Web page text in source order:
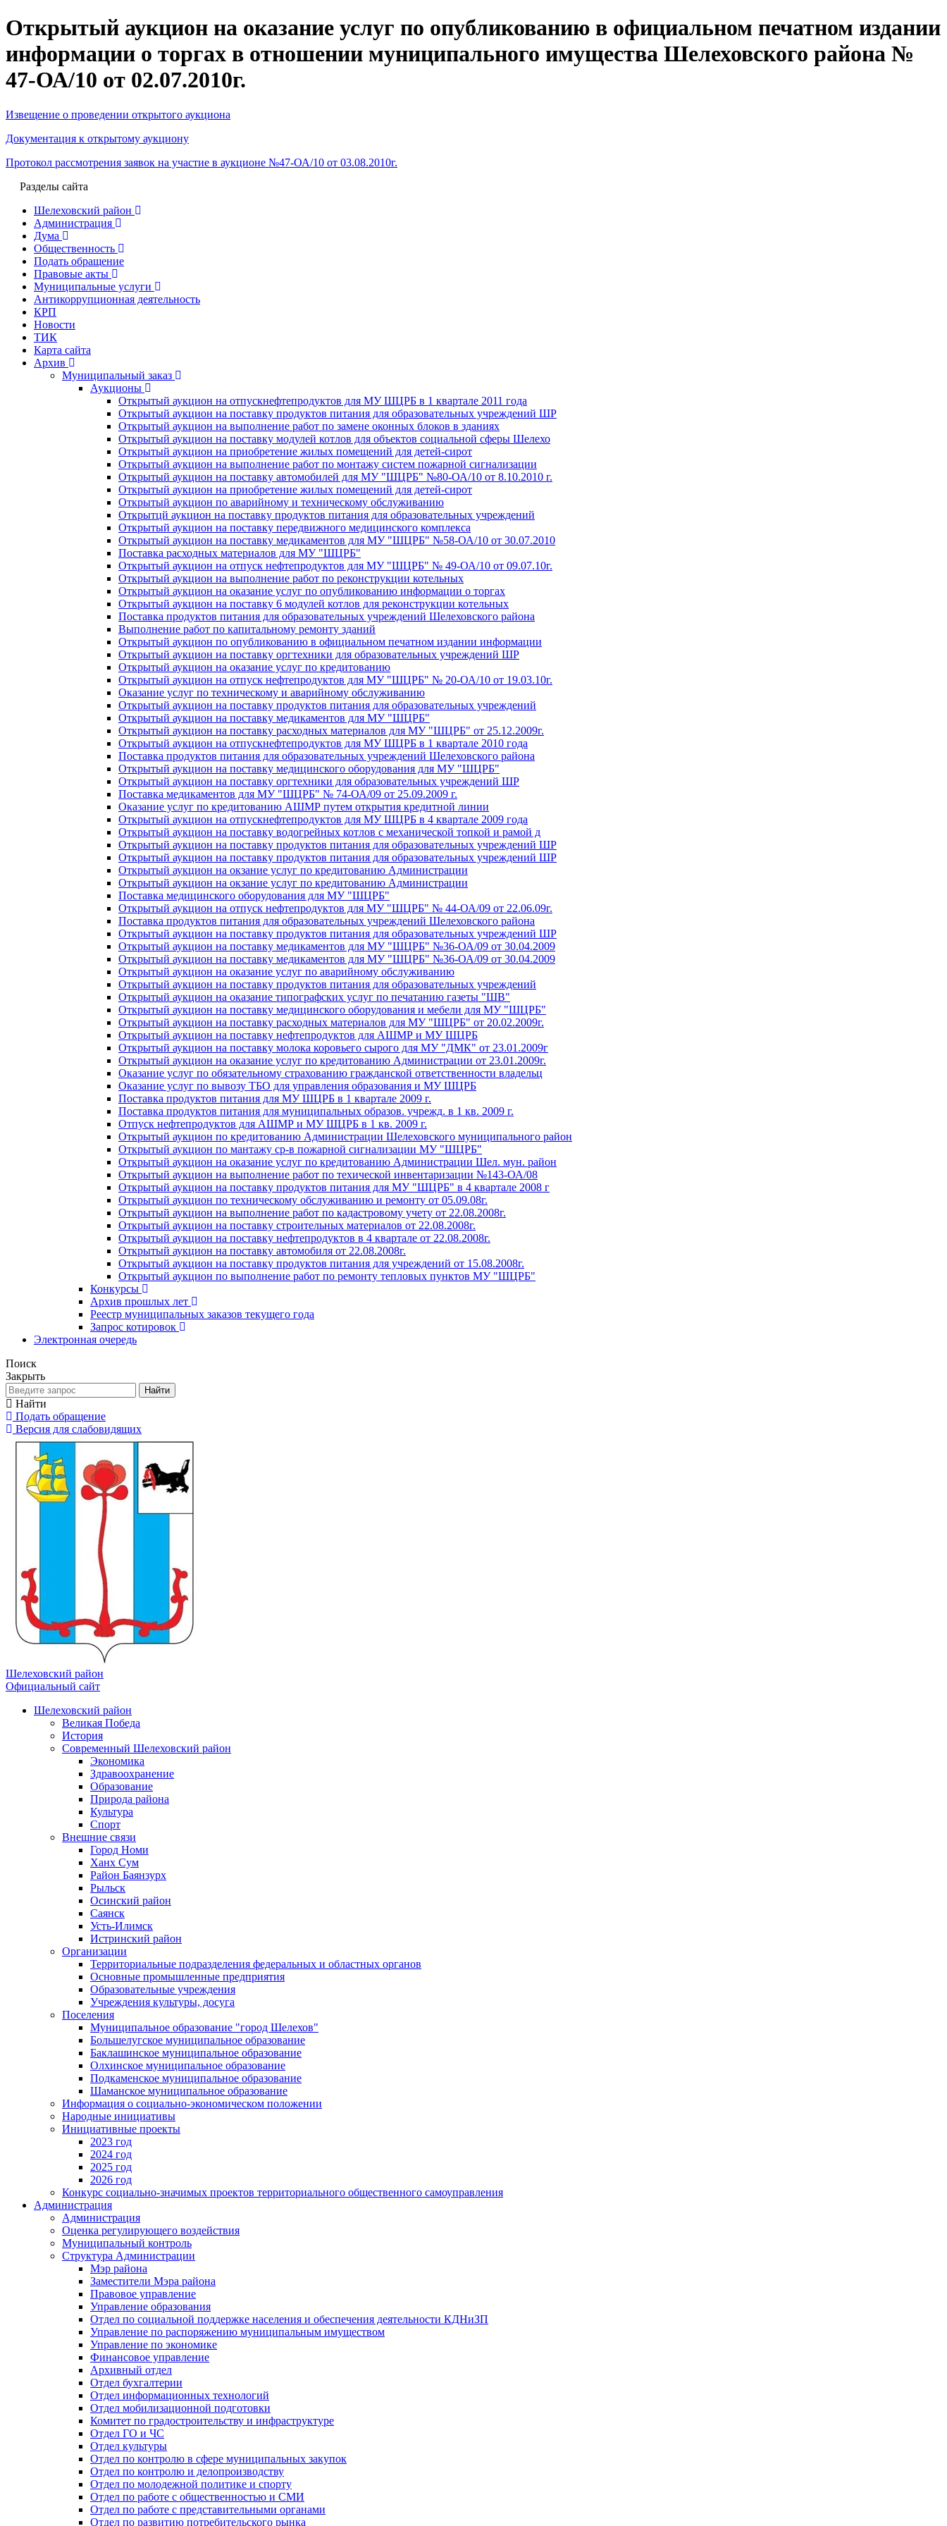
Открытый аукцион на оказание услуг по опубликованию в официальном печатном издании
информации о торгах в отношении муниципального имущества Шелеховского района №
47-ОА/10 от 02.07.2010г.
Извещение о проведении открытого аукциона
Документация к открытому аукциону
Протокол рассмотрения заявок на участие в аукционе №47-ОА/10 от 03.08.2010г.
Разделы сайта
Шелеховский район
Администрация
Дума
Общественность
Подать обращение
Правовые акты
Муниципальные услуги
Антикоррупционная деятельность
КРП
Новости
ТИК
Карта сайта
Архив
Муниципальный заказ
Аукционы
Открытый аукцион на отпускнефтепродуктов для МУ ШЦРБ в 1 квартале 2011 года
Открытый аукцион на поставку продуктов питания для образовательных учреждений ШР
Открытый аукцион на выполнение работ по замене оконных блоков в зданиях
Открытый аукцион на поставку модулей котлов для объектов социальной сферы Шелехо
Открытый аукцион на приобретение жилых помещений для детей-сирот
Открытый аукцион на выполнение работ по монтажу систем пожарной сигнализации
Открытый аукцион на поставку автомобилей для МУ "ШЦРБ" №80-ОА/10 от 8.10.2010 г.
Открытый аукцион на приобретение жилых помещений для детей-сирот
Открытый аукцион по аварийному и техническому обслуживанию
Открытцй аукцион на поставку продуктов питания для образовательных учреждений
Открытый аукцион на поставку передвижного медицинского комплекса
Открытый аукцион на поставку медикаментов для МУ "ШЦРБ" №58-ОА/10 от 30.07.2010
Поставка расходных материалов для МУ "ШЦРБ"
Открытый аукцион на отпуск нефтепродуктов для МУ "ШЦРБ" № 49-ОА/10 от 09.07.10г.
Открытый аукцион на выполнение работ по реконструкции котельных
Открытый аукцион на оказание услуг по опубликованию информации о торгах
Открытый аукцион на поставку 6 модулей котлов для реконструкции котельных
Поставка продуктов питания для образовательных учреждений Шелеховского района
Выполнение работ по капитальному ремонту зданий
Открытый аукцион по опубликованию в официальном печатном издании информации
Открытый аукцион на поставку оргтехники для образовательных учреждений ШР
Открытый аукцион на оказание услуг по кредитованию
Открытый аукцион на отпуск нефтепродуктов для МУ "ШЦРБ" № 20-ОА/10 от 19.03.10г.
Оказание услуг по техническому и аварийному обслуживанию
Открытый аукцион на поставку продуктов питания для образовательных учреждений
Открытый аукцион на поставку медикаментов для МУ "ШЦРБ"
Открытый аукцион на поставку расходных материалов для МУ "ШЦРБ" от 25.12.2009г.
Открытый аукцион на отпускнефтепродуктов для МУ ШЦРБ в 1 квартале 2010 года
Поставка продуктов питания для образовательных учреждений Шелеховского района
Открытый аукцион на поставку медицинского оборудования для МУ "ШЦРБ"
Открытый аукцион на поставку оргтехники для образовательных учреждений ШР
Поставка медикаментов для МУ "ШЦРБ" № 74-ОА/09 от 25.09.2009 г.
Оказание услуг по кредитованию АШМР путем открытия кредитной линии
Открытый аукцион на отпускнефтепродуктов для МУ ШЦРБ в 4 квартале 2009 года
Открытый аукцион на поставку водогрейных котлов с механической топкой и рамой д
Открытый аукцион на поставку продуктов питания для образовательных учреждений ШР
Открытый аукцион на поставку продуктов питания для образовательных учреждений ШР
Открытый аукцион на окзание услуг по кредитованию Администрации
Открытый аукцион на окзание услуг по кредитованию Администрации
Поставка медицинского оборудования для МУ "ШЦРБ"
Открытый аукцион на отпуск нефтепродуктов для МУ "ШЦРБ" № 44-ОА/09 от 22.06.09г.
Поставка продуктов питания для образовательных учреждений Шелеховского района
Открытый аукцион на поставку продуктов питания для образовательных учреждений ШР
Открытый аукцион на поставку медикаментов для МУ "ШЦРБ" №36-ОА/09 от 30.04.2009
Открытый аукцион на поставку медикаментов для МУ "ШЦРБ" №36-ОА/09 от 30.04.2009
Открытый аукцион на оказание услуг по аварийному обслуживанию
Открытый аукцион на поставку продуктов питания для образовательных учреждений
Открытый аукцион на оказание типографских услуг по печатанию газеты "ШВ"
Открытый аукцион на поставку медицинского оборудования и мебели для МУ "ШЦРБ"
Открытый аукцион на поставку расходных материалов для МУ "ШЦРБ" от 20.02.2009г.
Открытый аукцион на поставку нефтепродуктов для АШМР и МУ ШЦРБ
Открытый аукцион на поставку молока коровьего сырого для МУ "ДМК" от 23.01.2009г
Открытый аукцион на оказание услуг по кредитованию Администрации от 23.01.2009г.
Оказание услуг по обязательному страхованию гражданской ответственности владельц
Оказание услуг по вывозу ТБО для управления образования и МУ ШЦРБ
Поставка продуктов питания для МУ ШЦРБ в 1 квартале 2009 г.
Поставка продуктов питания для муниципальных образов. учрежд. в 1 кв. 2009 г.
Отпуск нефтепродуктов для АШМР и МУ ШЦРБ в 1 кв. 2009 г.
Открытый аукцион по кредитованию Администрации Шелеховского муниципального район
Открытый аукцион по мантажу ср-в пожарной сигнализации МУ "ШЦРБ"
Открытый аукцион на оказание услуг по кредитованию Администрации Шел. мун. район
Открытый аукцион на выполнение работ по техической инвентаризации №143-ОА/08
Открытый аукцион на поставку продуктов питания для МУ "ШЦРБ" в 4 квартале 2008 г
Открытый аукцион по техническому обслуживанию и ремонту от 05.09.08г.
Открытый аукцион на выполнение работ по кадастровому учету от 22.08.2008г.
Открытый аукцион на поставку строительных материалов от 22.08.2008г.
Открытый аукцион на поставку нефтепродуктов в 4 квартале от 22.08.2008г.
Открытый аукцион на поставку автомобиля от 22.08.2008г.
Открытый аукцион на поставку продуктов питания для учреждений от 15.08.2008г.
Открытый аукцион по выполнение работ по ремонту тепловых пунктов МУ "ШЦРБ"
Конкурсы
Архив прошлых лет
Реестр муниципальных заказов текущего года
Запрос котировок
Электронная очередь
Поиск
Закрыть
Найти
Найти
Подать обращение
Версия для слабовидящих
Шелеховский район
Официальный сайт
Шелеховский район
Великая Победа
История
Современный Шелеховский район
Экономика
Здравоохранение
Образование
Природа района
Культура
Спорт
Внешние связи
Город Номи
Ханх Сум
Район Баянзурх
Рыльск
Осинский район
Саянск
Усть-Илимск
Истринский район
Организации
Территориальные подразделения федеральных и областных органов
Основные промышленные предприятия
Образовательные учреждения
Учреждения культуры, досуга
Поселения
Муниципальное образование "город Шелехов"
Большелугское муниципальное образование
Баклашинское муниципальное образование
Олхинское муниципальное образование
Подкаменское муниципальное образование
Шаманское муниципальное образование
Информация о социально-экономическом положении
Народные инициативы
Инициативные проекты
2023 год
2024 год
2025 год
2026 год
Конкурс социально-значимых проектов территориального общественного самоуправления
Администрация
Администрация
Оценка регулирующего воздействия
Муниципальный контроль
Структура Администрации
Мэр района
Заместители Мэра района
Правовое управление
Управление образования
Отдел по социальной поддержке населения и обеспечения деятельности КДНиЗП
Управление по распоряжению муниципальным имуществом
Управление по экономике
Финансовое управление
Архивный отдел
Отдел бухгалтерии
Отдел информационных технологий
Отдел мобилизационной подготовки
Комитет по градостроительству и инфраструктуре
Отдел ГО и ЧС
Отдел культуры
Отдел по контролю в сфере муниципальных закупок
Отдел по контролю и делопроизводству
Отдел по молодежной политике и спорту
Отдел по работе с общественностью и СМИ
Отдел по работе с представительными органами
Отдел по развитию потребительского рынка